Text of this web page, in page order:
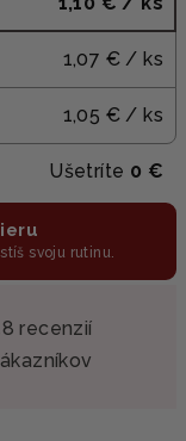
1,07 € / ks
1,05 € / ks
Ušetríte 0 €
svoju rutinu.
recenzií